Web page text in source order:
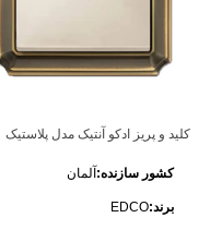
کلید و پریز ادکو آنتیک مدل پلاستیک
کشور سازنده: آلمان
برند:EDCO